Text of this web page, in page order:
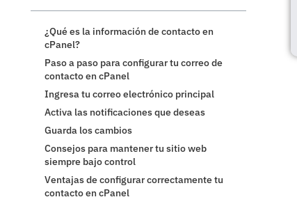
¿Qué es la información de contacto en
cPanel?
Paso a paso para configurar tu correo de
contacto en cPanel
Ingresa tu correo electrónico principal
Activa las notificaciones que deseas
Guarda los cambios
Consejos para mantener tu sitio web
siempre bajo control
Ventajas de configurar correctamente tu
contacto en cPanel